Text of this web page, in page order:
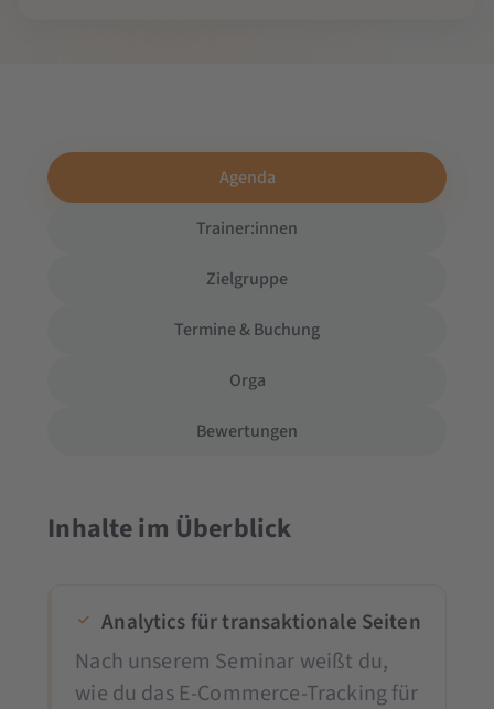
Agenda
Trainer:innen
Zielgruppe
Termine & Buchung
Orga
Bewertungen
Inhalte im Überblick
Analytics für transaktionale Seiten
Nach unserem Seminar weißt du,
wie du das E-Commerce-Tracking für